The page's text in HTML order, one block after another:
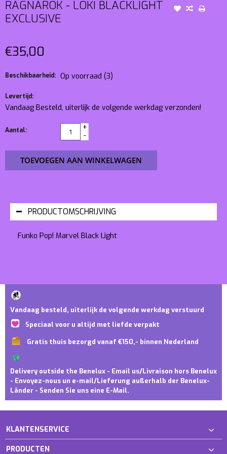
RAGNAROK - LOKI BLACKLIGHT
EXCLUSIVE
€35,00
Beschikbaarheid: Op voorraad (3)
Levertijd:
Vandaag Besteld, uiterlijk de volgende werkdag verzonden!
Aantal:
+
-
TOEVOEGEN AAN WINKELWAGEN
PRODUCTOMSCHRIJVING
Funko Pop! Marvel Black Light
Vandaag besteld, uiterlijk de volgende werkdag verstuurd
Speciaal voor u altijd met liefde verpakt
Gratis thuis bezorgd vanaf €150,- binnen Nederland
Delivery outside the Benelux - Email us/Livraison hors Benelux
- Envoyez-nous un e-mail/Lieferung außerhalb der Benelux-
Länder - Senden Sie uns eine E-Mail.
KLANTENSERVICE
PRODUCTEN